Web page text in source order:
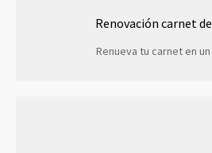
Renovación carnet
Renueva tu carnet en